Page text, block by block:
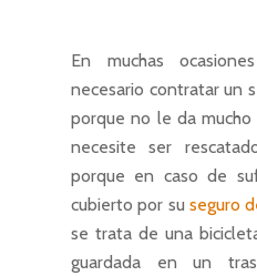
En muchas
necesario contratar un
porque no le da
necesite ser
porque en caso de
cubierto por su seguro
se trata de una
guardada en un